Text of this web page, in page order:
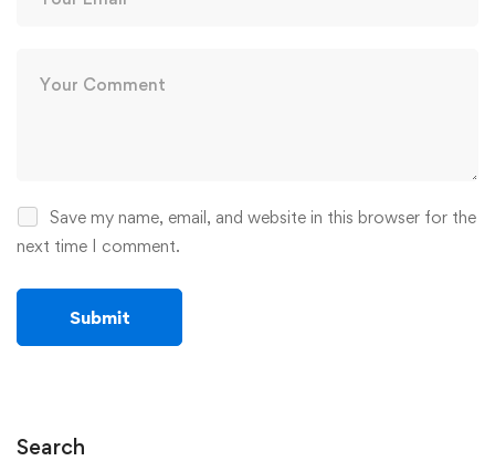
Save my name, email, and website in this browser for the
next time I comment.
Search